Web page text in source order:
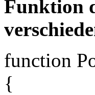
Funktion
function
{